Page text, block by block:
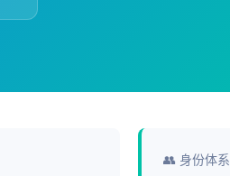
👥 身份体系